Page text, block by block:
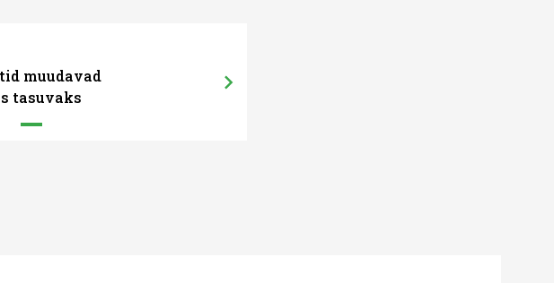
muudavad
tasuvaks